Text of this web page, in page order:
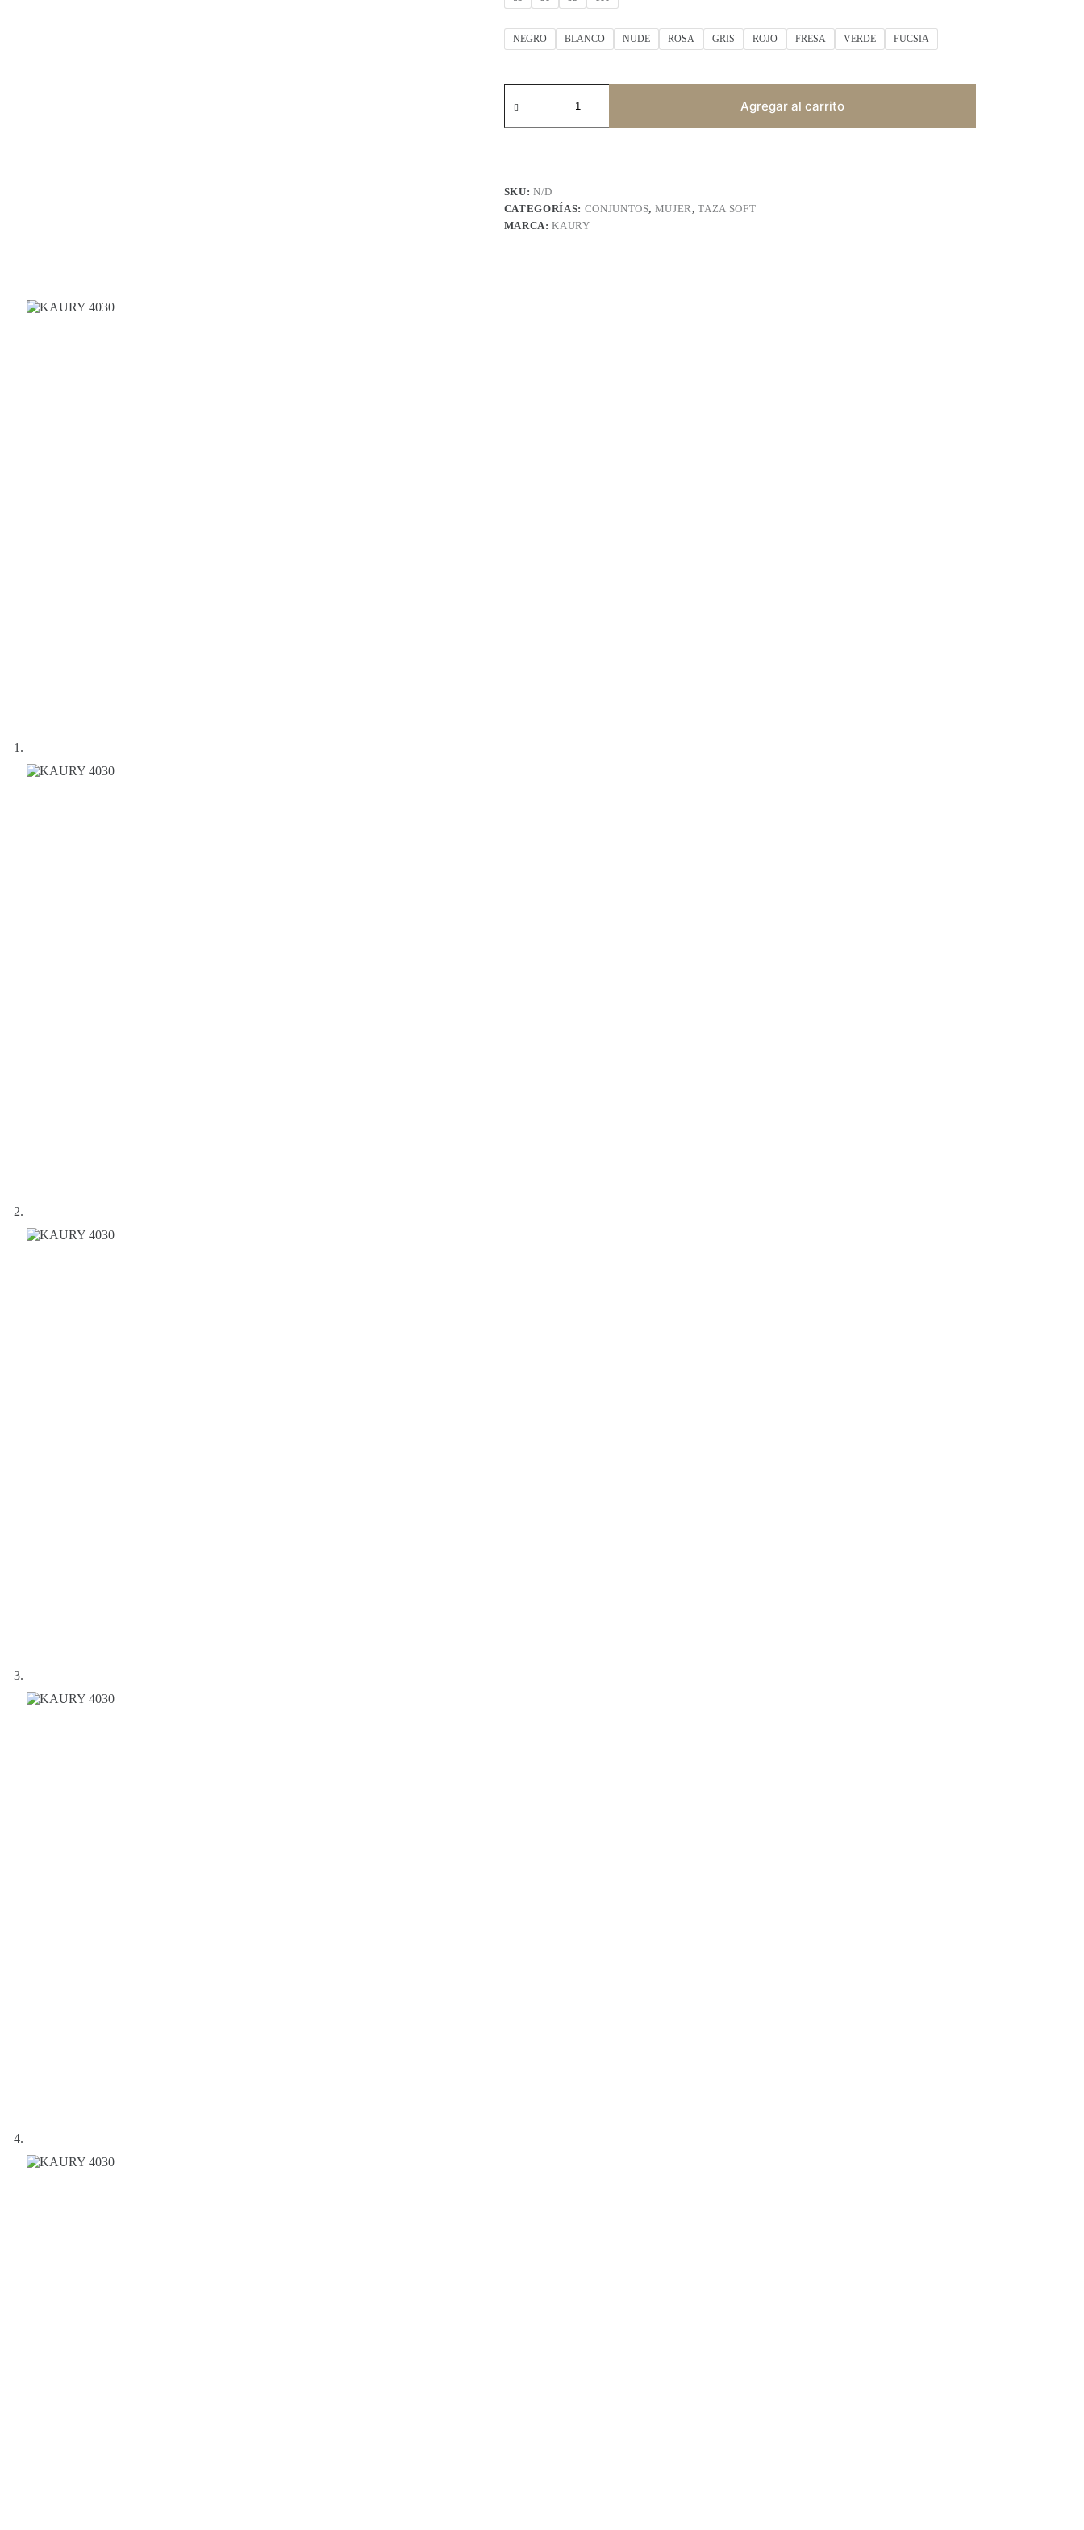
NEGRO BLANCO NUDE ROSA GRIS ROJO FRESA VERDE FUCSIA
4030
Agregar al carrito
SKU:N/D
CATEGORÍAS: CONJUNTOS, MUJER,TAZA SOFT
MARCA:KAURY